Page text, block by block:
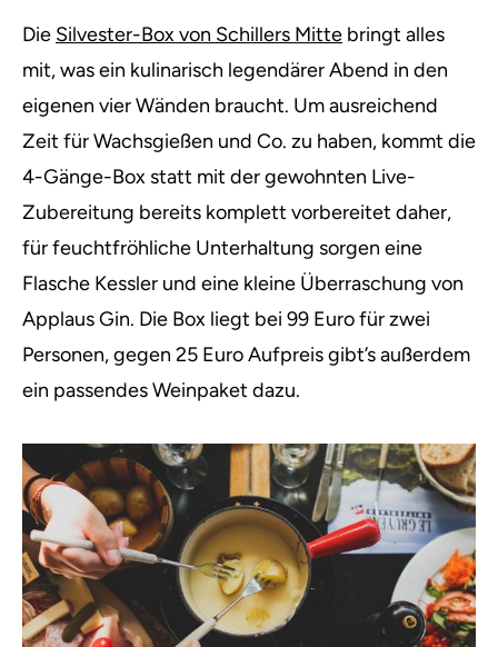
Die Silvester-Box von Schillers Mitte bringt alles
mit, was ein kulinarisch legendärer Abend in den
eigenen vier Wänden braucht. Um ausreichend
Zeit für Wachsgießen und Co. zu haben, kommt die
4-Gänge-Box statt mit der gewohnten Live-
Zubereitung bereits komplett vorbereitet daher,
für feuchtfröhliche Unterhaltung sorgen eine
Flasche Kessler und eine kleine Überraschung von
Applaus Gin. Die Box liegt bei 99 Euro für zwei
Personen, gegen 25 Euro Aufpreis gibt’s außerdem
ein passendes Weinpaket dazu.